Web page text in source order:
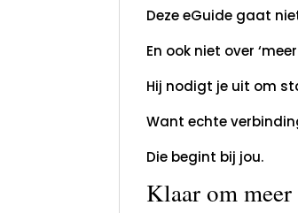
Deze eGuide gaat
En ook niet over
Hij nodigt je uit om
Want echte
Die begint bij jou.
Klaar om